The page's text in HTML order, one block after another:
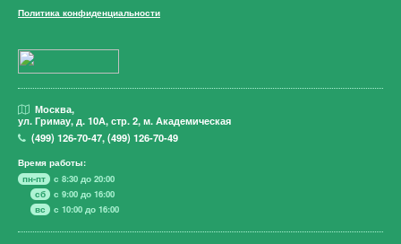
Политика конфиденциальности
Москва,
ул. Гримау, д. 10А, стр. 2, м. Академическая
(499)126-70-47,(499)126-70-49
Время работы:
пн-пт
с 8:30 до 20:00
сб
с 9:00 до 16:00
вс
с 10:00 до 16:00